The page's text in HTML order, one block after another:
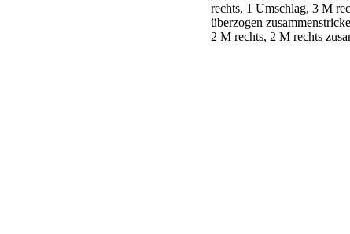
rechts, 1 Umschlag, 3 M
überzogen
2 M rechts, 2 M rechts